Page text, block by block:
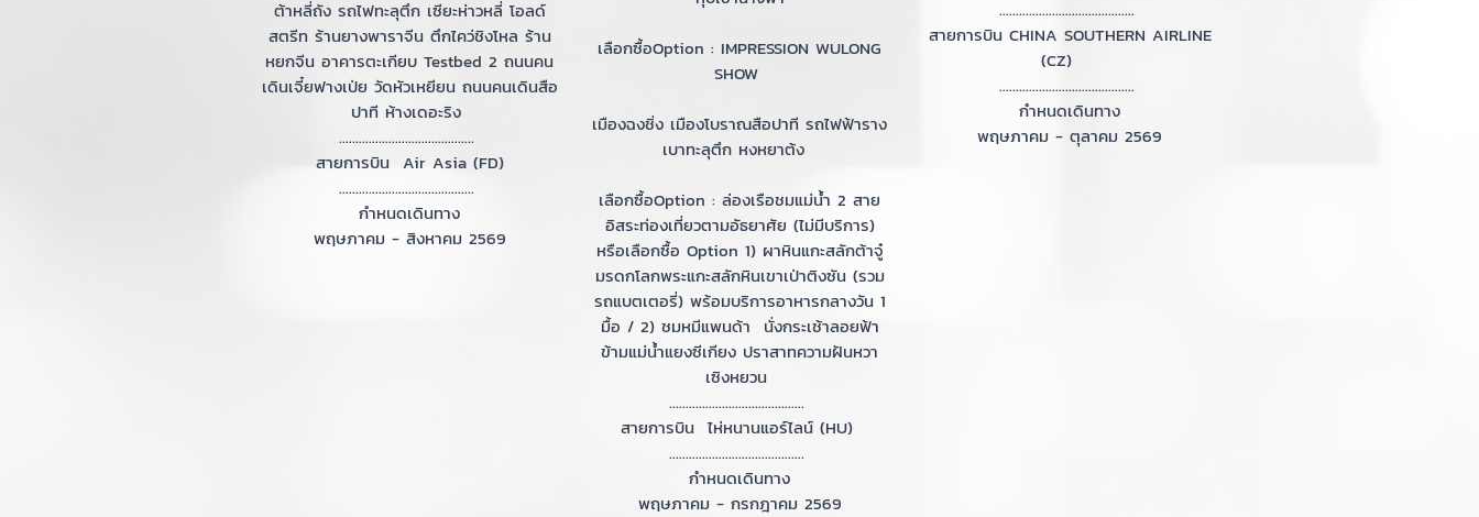
ต้าหลี่ถัง รถไฟทะลุตึก เซียะห่าวหลี่ โอลด์
สตรีท ร้านยางพาราจีน ตึกไคว่ชิงโหล ร้าน
หยกจีน อาคารตะเกียบ Testbed 2 ถนนคน
เดินเจี๋ยฟางเป่ย วัดหัวเหยียน ถนนคนเดินสือ
ปาที ห้างเดอะริง
.........................................
สายการบิน Air Asia (FD)
.........................................
กำหนดเดินทาง
พฤษภาคม - สิงหาคม 2569
เลือกซื้อOption : IMPRESSION WULONG
SHOW
เมืองฉงชิ่ง เมืองโบราณสือปาที รถไฟฟ้าราง
เบาทะลุตึก หงหยาต้ง
เลือกซื้อOption : ล่องเรือชมแม่น้ำ 2 สาย
อิสระท่องเที่ยวตามอัธยาศัย (ไม่มีบริการ)
หรือเลือกซื้อ Option 1) ผาหินแกะสลักต้าจู๋
มรดกโลกพระแกะสลักหินเขาเป่าติงซัน (รวม
รถแบตเตอรี่) พร้อมบริการอาหารกลางวัน 1
มื้อ / 2) ชมหมีแพนด้า นั่งกระเช้าลอยฟ้า
ข้ามแม่น้ำแยงซีเกียง ปราสาทความฝันหวา
เซิงหยวน
.........................................
สายการบิน ไห่หนานแอร์ไลน์ (HU)
.........................................
กำหนดเดินทาง
พฤษภาคม - กรกฎาคม 2569
.........................................
สายการบิน CHINA SOUTHERN AIRLINE
(CZ)
.........................................
กำหนดเดินทาง
พฤษภาคม - ตุลาคม 2569